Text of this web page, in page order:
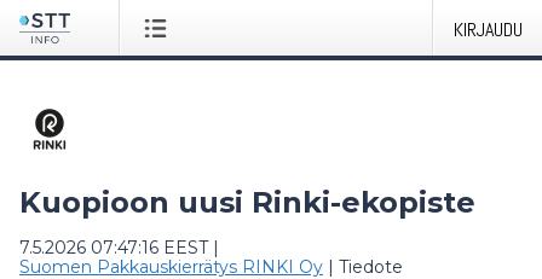
KIRJAUDU
Kuopioon uusi Rinki-ekopiste
7.5.2026 07:47:16 EEST|
Suomen Pakkauskierrätys RINKI Oy | Tiedote